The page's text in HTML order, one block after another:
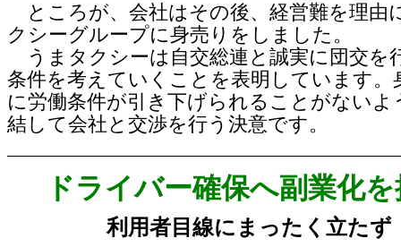
ところが、会社はその後、経営難を理由
クシーグループに身売りをしました。
うまタクシーは自交総連と誠実に団交を
条件を考えていくことを表明しています。
に労働条件が引き下げられることがないよ
結して会社と交渉を行う決意です。
ドライバー確保へ副業化
利用者目線にまったく立たず